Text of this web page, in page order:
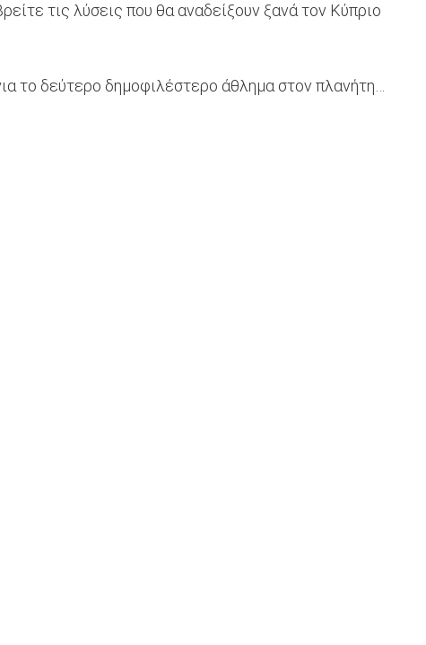
τις λύσεις που θα αναδείξουν ξανά τον Κύπριο
το δεύτερο δημοφιλέστερο άθλημα στον πλανήτη…